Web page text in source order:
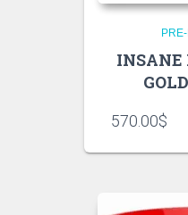
INSANE
570.00$